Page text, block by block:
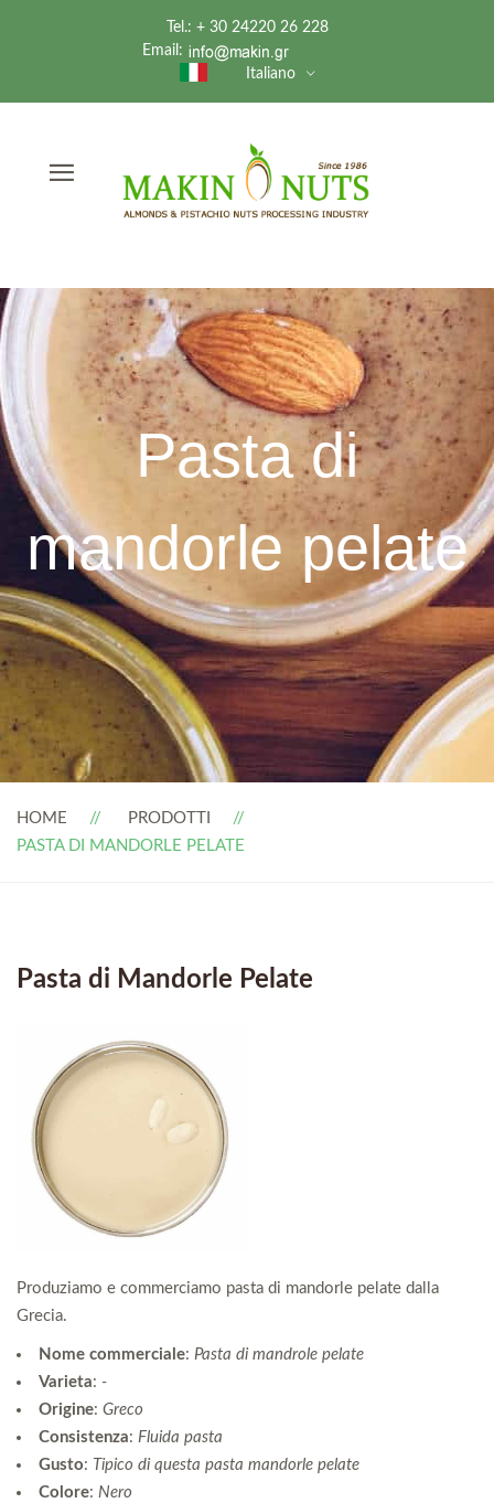
Tel.: + 30 24220 26 228
Email:
Italiano
Pasta di
mandorle pelate
HOME
PRODOTTI
PASTA DI MANDORLE PELATE
Pasta di Mandorle Pelate
Produziamo e commerciamo pasta di mandorle pelate dalla
Grecia.
Nome commerciale: Pasta di mandrole pelate
Varieta: -
Origine: Greco
Consistenza: Fluida pasta
Gusto: Tipico di questa pasta mandorle pelate
Colore: Nero